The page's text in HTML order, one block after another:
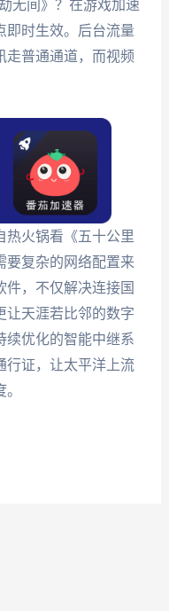
无间》？在游戏加速
即时生效。后台流量
走普通通道，而视频
热火锅看《五十公里
要复杂的网络配置来
件，不仅解决连接国
让天涯若比邻的数字
续优化的智能中继系
行证，让太平洋上流